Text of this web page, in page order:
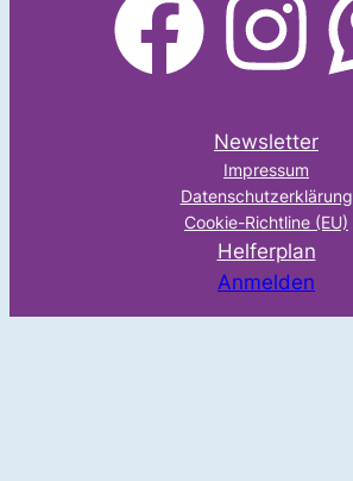
facebook Instagram WhatsApp
Newsletter
Impressum
Datenschutzerklärung
Cookie-Richtline (EU)
Helferplan
Anmelden